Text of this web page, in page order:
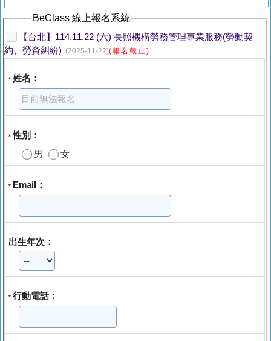
BeClass 線上報名系統
【台北】114.11.22 (六) 長照機構勞務管理專業服務(勞動契
約、勞資糾紛) (2025-11-22)(報名截止)
* 姓名：
*性別：
男
女
* Email：
出生年次：
* 行動電話：